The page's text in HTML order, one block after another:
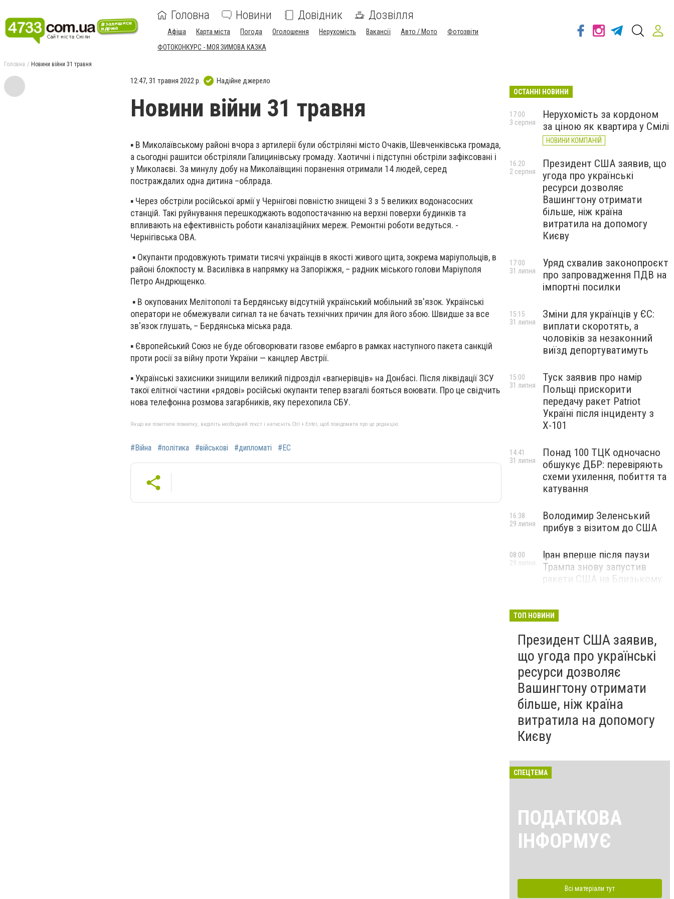
Головна Новини Довідник Дозвілля
Афіша Карта міста Погода Оголошення Нерухомість Вакансії Авто / Мото
Фотозвіти
ФОТОКОНКУРС - МОЯ ЗИМОВА КАЗКА
Головна Новини війни 31 травня
12:47, 31 травня 2022 р. Надійне джерело
Новини війни 31 травня
▪️ В Миколаївському районі вчора з артилерії були обстріляні місто Очаків, Шевченківська громада,
а сьогодні рашитси обстріляли Галицинівську громаду. Хаотичні і підступні обстріли зафіксовані і
у Миколаєві. За минулу добу на Миколаївщині поранення отримали 14 людей, серед
постраждалих одна дитина –облрада.
▪️ Через обстріли російської армії у Чернігові повністю знищені 3 з 5 великих водонасосних
станцій. Такі руйнування перешкоджають водопостачанню на верхні поверхи будинків та
впливають на ефективність роботи каналізаційних мереж. Ремонтні роботи ведуться. -
Чернігівська ОВА.
▪️ Окупанти продовжують тримати тисячі українців в якості живого щита, зокрема маріупольців, в
районі блокпосту м. Василівка в напрямку на Запоріжжя, – радник міського голови Маріуполя
Петро Андрющенко.
▪️ В окупованих Мелітополі та Бердянську відсутній український мобільний зв'язок. Українські
оператори не обмежували сигнал та не бачать технічних причин для його збою. Швидше за все
зв'язок глушать, – Бердянська міська рада.
▪️ Європейський Союз не буде обговорювати газове ембарго в рамках наступного пакета санкцій
проти росії за війну проти України — канцлер Австрії.
▪️ Українські захисники знищили великий підрозділ «вагнерівців» на Донбасі. Після ліквідації ЗСУ
такої елітної частини «рядові» російські окупанти тепер взагалі бояться воювати. Про це свідчить
нова телефонна розмова загарбників, яку перехопила СБУ.
Якщо ви помітили помилку, виділіть необхідний текст і натисніть Ctrl + Enter, щоб повідомити про це редакцію
#Війна #політика #військові #дипломаті #ЕС
ОСТАННІ НОВИНИ
Нерухомість за кордоном
за ціною як квартира у Смілі
НОВИНИ КОМПАНІЙ
17:00
3 серпня
Президент США заявив, що
угода про українські
ресурси дозволяє
Вашингтону отримати
більше, ніж країна
витратила на допомогу
Києву
16:20
2 серпня
Уряд схвалив законопроєкт
про запровадження ПДВ на
імпортні посилки
17:00
31 липня
Зміни для українців у ЄС:
виплати скоротять, а
чоловіків за незаконний
виїзд депортуватимуть
15:15
31 липня
Туск заявив про намір
Польщі прискорити
передачу ракет Patriot
Україні після інциденту з
Х-101
15:00
31 липня
Понад 100 ТЦК одночасно
обшукує ДБР: перевіряють
схеми ухилення, побиття та
катування
14:41
31 липня
Володимир Зеленський
прибув з візитом до США
16:38
29 липня
Іран вперше після паузи
Трампа знову запустив
ракети США на Близькому
08:00
29 липня
ТОП НОВИНИ
Президент США заявив,
що угода про українські
ресурси дозволяє
Вашингтону отримати
більше, ніж країна
витратила на допомогу
Києву
СПЕЦТЕМА
ПОДАТКОВА
ІНФОРМУЄ
Всі матеріали тут